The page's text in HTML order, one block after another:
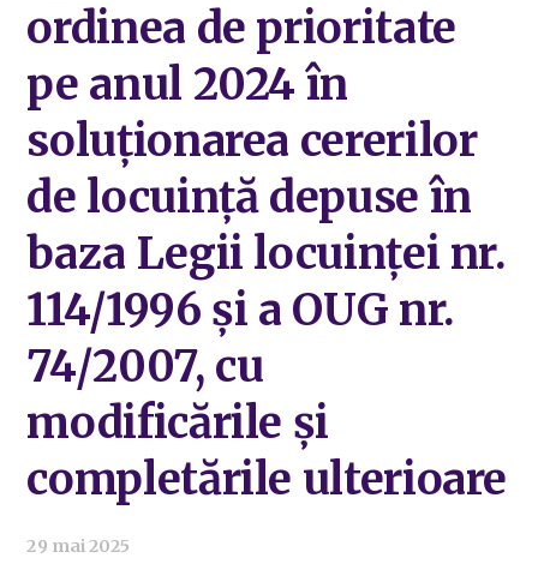
ordinea de prioritate
pe anul 2024 în
soluționarea cererilor
de locuință depuse în
baza Legii locuinței nr.
114/1996 și a OUG nr.
74/2007, cu
modificările și
completările ulterioare
29 mai 2025